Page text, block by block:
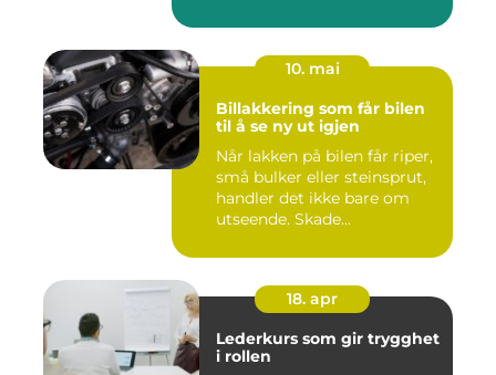
10. mai
Billakkering som får bilen
til å se ny ut igjen
Når lakken på bilen får riper,
små bulker eller steinsprut,
handler det ikke bare om
utseende. Skade...
18. apr
Lederkurs som gir trygghet
i rollen